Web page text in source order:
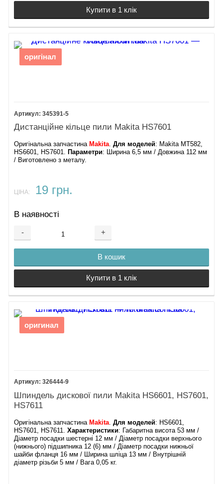
Купити в 1 клік
оригінал
345391-5
Дистанційне кільце пили Makita HS7601
Оригінальна запчастина Makita.Для моделей: ​Makita MT582,
HS6601, HS7601. Параметри: Ширина 6,5 мм / Довжина 112 мм
/ Виготовлено з металу.
ЦІНА: 19 грн.
В наявності
- +
В кошик
Купити в 1 клік
оригинал
326444-9
Шпиндель дискової пили Makita HS6601, HS7601,
HS7611
Оригінальна запчастина Makita .Для моделей: HS6601,
HS7601, HS7611.Характеристики: Габаритна висота 53 мм /
Діаметр посадки шестерні 12 мм / Діаметр посадки верхнього
(нижнього) підшипника 12 (6) мм / Діаметр посадки нижньої
шайби фланця 16 мм / Ширина шліца 13 мм / Внутрішній
діаметр різьби 5 мм / Вага 0,05 кг.